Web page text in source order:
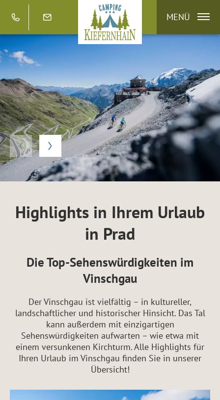
MENÜ
Highlights in Ihrem Urlaub
in Prad
Die Top-Sehenswürdigkeiten im
Vinschgau
Der Vinschgau ist vielfältig – in kultureller,
landschaftlicher und historischer Hinsicht. Das Tal
kann außerdem mit einzigartigen
Sehenswürdigkeiten aufwarten – wie etwa mit
einem versunkenen Kirchturm. Alle Highlights für
Ihren Urlaub im Vinschgau finden Sie in unserer
Übersicht!